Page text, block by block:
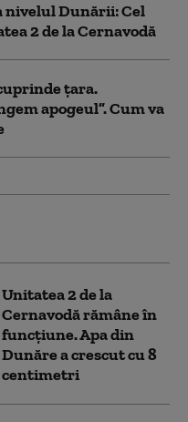
nivelul Dunării: Cel
2 de la Cernavodă
țara.
apogeul”. Cum va
Unitatea 2 de la
Cernavodă rămâne în
funcțiune. Apa din
Dunăre a crescut cu 8
centimetri